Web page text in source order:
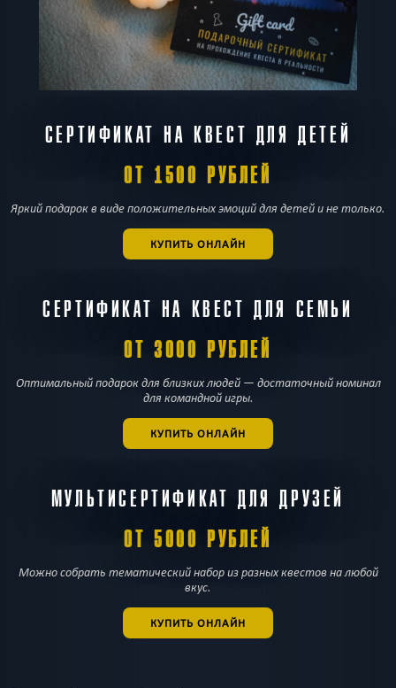
СЕРТИФИКАТ НА КВЕСТ ДЛЯ ДЕТЕЙ
ОТ 1500 РУБЛЕЙ
Яркий подарок в виде положительных эмоций для детей и не только.
КУПИТЬ ОНЛАЙН
СЕРТИФИКАТ НА КВЕСТ ДЛЯ СЕМЬИ
ОТ 3000 РУБЛЕЙ
Оптимальный подарок для близких людей — достаточный номинал
для командной игры.
КУПИТЬ ОНЛАЙН
МУЛЬТИСЕРТИФИКАТ ДЛЯ ДРУЗЕЙ
ОТ 5000 РУБЛЕЙ
Можно собрать тематический набор из разных квестов на любой
вкус.
КУПИТЬ ОНЛАЙН